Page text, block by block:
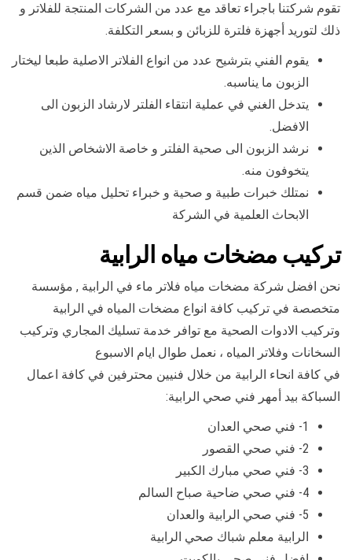
تقوم شركتنا باجراء تعاقد مع عدد من الشركات المنتجة للفلاتر و
ذلك لتوريد أجهزة فلترة للزبائن و بسعر التكلفة.
يقوم الفني بترشيح عدد من انواع الفلاتر الاصلية طبعا ليختار
الزبون ما يناسبه.
يتدخل الغني في عملية انتقاء الفلتر لارشاد الزبون الى
الافضل.
نرشد الزبون الى صحية الفلتر و خاصة الاشخاص الذين
يتخوفون منه.
نمتلك خبرات طبية و صحية و خبراء تحليل مياه ضمن قسم
الابحاث العلمية في الشركة
تركيب مضخات مياه الرابية
نحن افضل شركة مضخات مياه فلاتر ماء في الرابية , مؤسسة
متخصصة في تركيب كافة انواع مضخات المياه في الرابية
وتركيب الادوات الصحية مع توافر خدمة تسليك المجاري وتركيب
السخانات وفلاتر المياه ، نعمل طوال ايام الاسبوع
في كافة انحاء الرابية من خلال فنيين محترفين في كافة اعمال
السباكة بيد أمهر فني صحي الرابية:
1- فني صحي العدان
2- فني صحي القصور
3- فني صحي مبارك الكبير
4- فني صحي ضاحية صباح السالم
5- فني صحي الرابية والعدان
الرابية معلم شباك صحي الرابية